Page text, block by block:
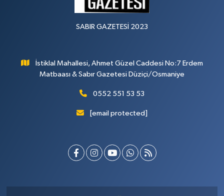
SABIR GAZETESİ 2023
İstiklal Mahallesi, Ahmet Güzel Caddesi No:7 Erdem
Matbaası & Sabır Gazetesi Düziçi/Osmaniye
0552 551 53 53
[email protected]